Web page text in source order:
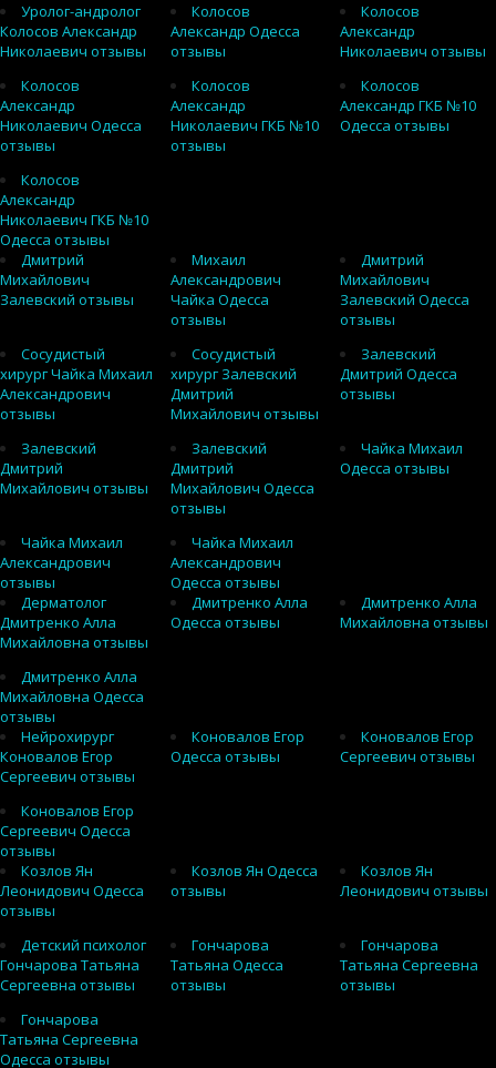
Уролог-андролог
Колосов Александр
Николаевич отзывы
Колосов
Александр Одесса
отзывы
Колосов
Александр
Николаевич отзывы
Колосов
Александр
Николаевич Одесса
отзывы
Колосов
Александр
Николаевич ГКБ №10
отзывы
Колосов
Александр ГКБ №10
Одесса отзывы
Колосов
Александр
Николаевич ГКБ №10
Одесса отзывы
Дмитрий
Михайлович
Залевский отзывы
Михаил
Александрович
Чайка Одесса
отзывы
Дмитрий
Михайлович
Залевский Одесса
отзывы
Сосудистый
хирург Чайка Михаил
Александрович
отзывы
Сосудистый
хирург Залевский
Дмитрий
Михайлович отзывы
Залевский
Дмитрий Одесса
отзывы
Залевский
Дмитрий
Михайлович отзывы
Залевский
Дмитрий
Михайлович Одесса
отзывы
Чайка Михаил
Одесса отзывы
Чайка Михаил
Александрович
отзывы
Чайка Михаил
Александрович
Одесса отзывы
Дерматолог
Дмитренко Алла
Михайловна отзывы
Дмитренко Алла
Одесса отзывы
Дмитренко Алла
Михайловна отзывы
Дмитренко Алла
Михайловна Одесса
отзывы
Нейрохирург
Коновалов Егор
Сергеевич отзывы
Коновалов Егор
Одесса отзывы
Коновалов Егор
Сергеевич отзывы
Коновалов Егор
Сергеевич Одесса
отзывы
Козлов Ян
Леонидович Одесса
отзывы
Козлов Ян Одесса
отзывы
Козлов Ян
Леонидович отзывы
Детский психолог
Гончарова Татьяна
Сергеевна отзывы
Гончарова
Татьяна Одесса
отзывы
Гончарова
Татьяна Сергеевна
отзывы
Гончарова
Татьяна Сергеевна
Одесса отзывы